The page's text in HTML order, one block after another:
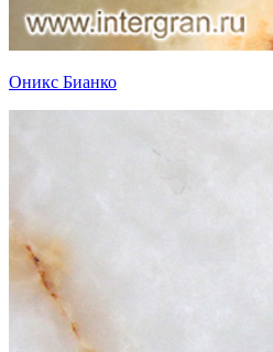
Оникс Бианко